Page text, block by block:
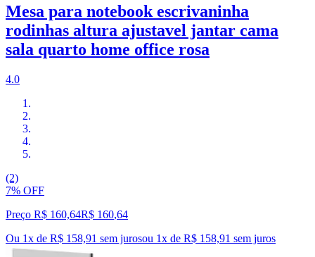
Mesa para notebook escrivaninha
rodinhas altura ajustavel jantar cama
sala quarto home office rosa
4.0
(2)
7% OFF
Preço R$ 160,64R$ 160,64
Ou 1x de R$ 158,91 sem jurosou 1x de R$ 158,91 sem juros